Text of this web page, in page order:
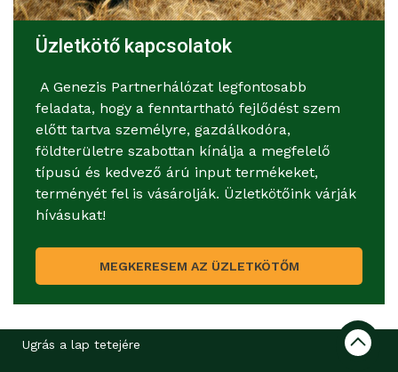
Üzletkötő kapcsolatok
A Genezis Partnerhálózat legfontosabb
feladata, hogy a fenntartható fejlődést szem
előtt tartva személyre, gazdálkodóra,
földterületre szabottan kínálja a megfelelő
típusú és kedvező árú input termékeket,
terményét fel is vásárolják. Üzletkötőink várják
hívásukat!
MEGKERESEM AZ ÜZLETKÖTŐM
Ugrás a lap tetejére